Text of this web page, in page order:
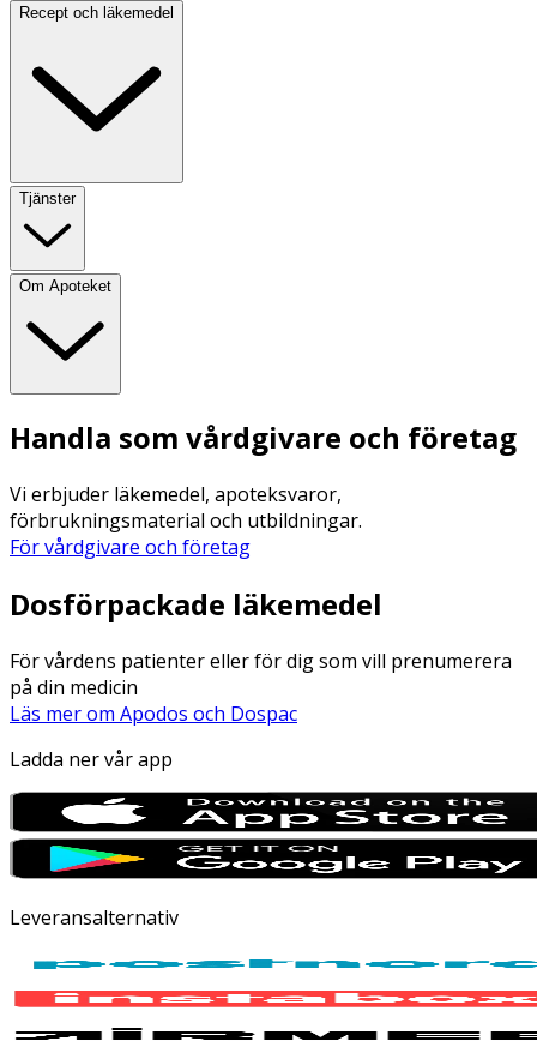
Recept och läkemedel
Tjänster
Om Apoteket
Handla som vårdgivare och företag
Vi erbjuder läkemedel, apoteksvaror,
förbrukningsmaterial och utbildningar.
För vårdgivare och företag
Dosförpackade läkemedel
För vårdens patienter eller för dig som vill prenumerera
på din medicin
Läs mer om Apodos och Dospac
Ladda ner vår app
Leveransalternativ